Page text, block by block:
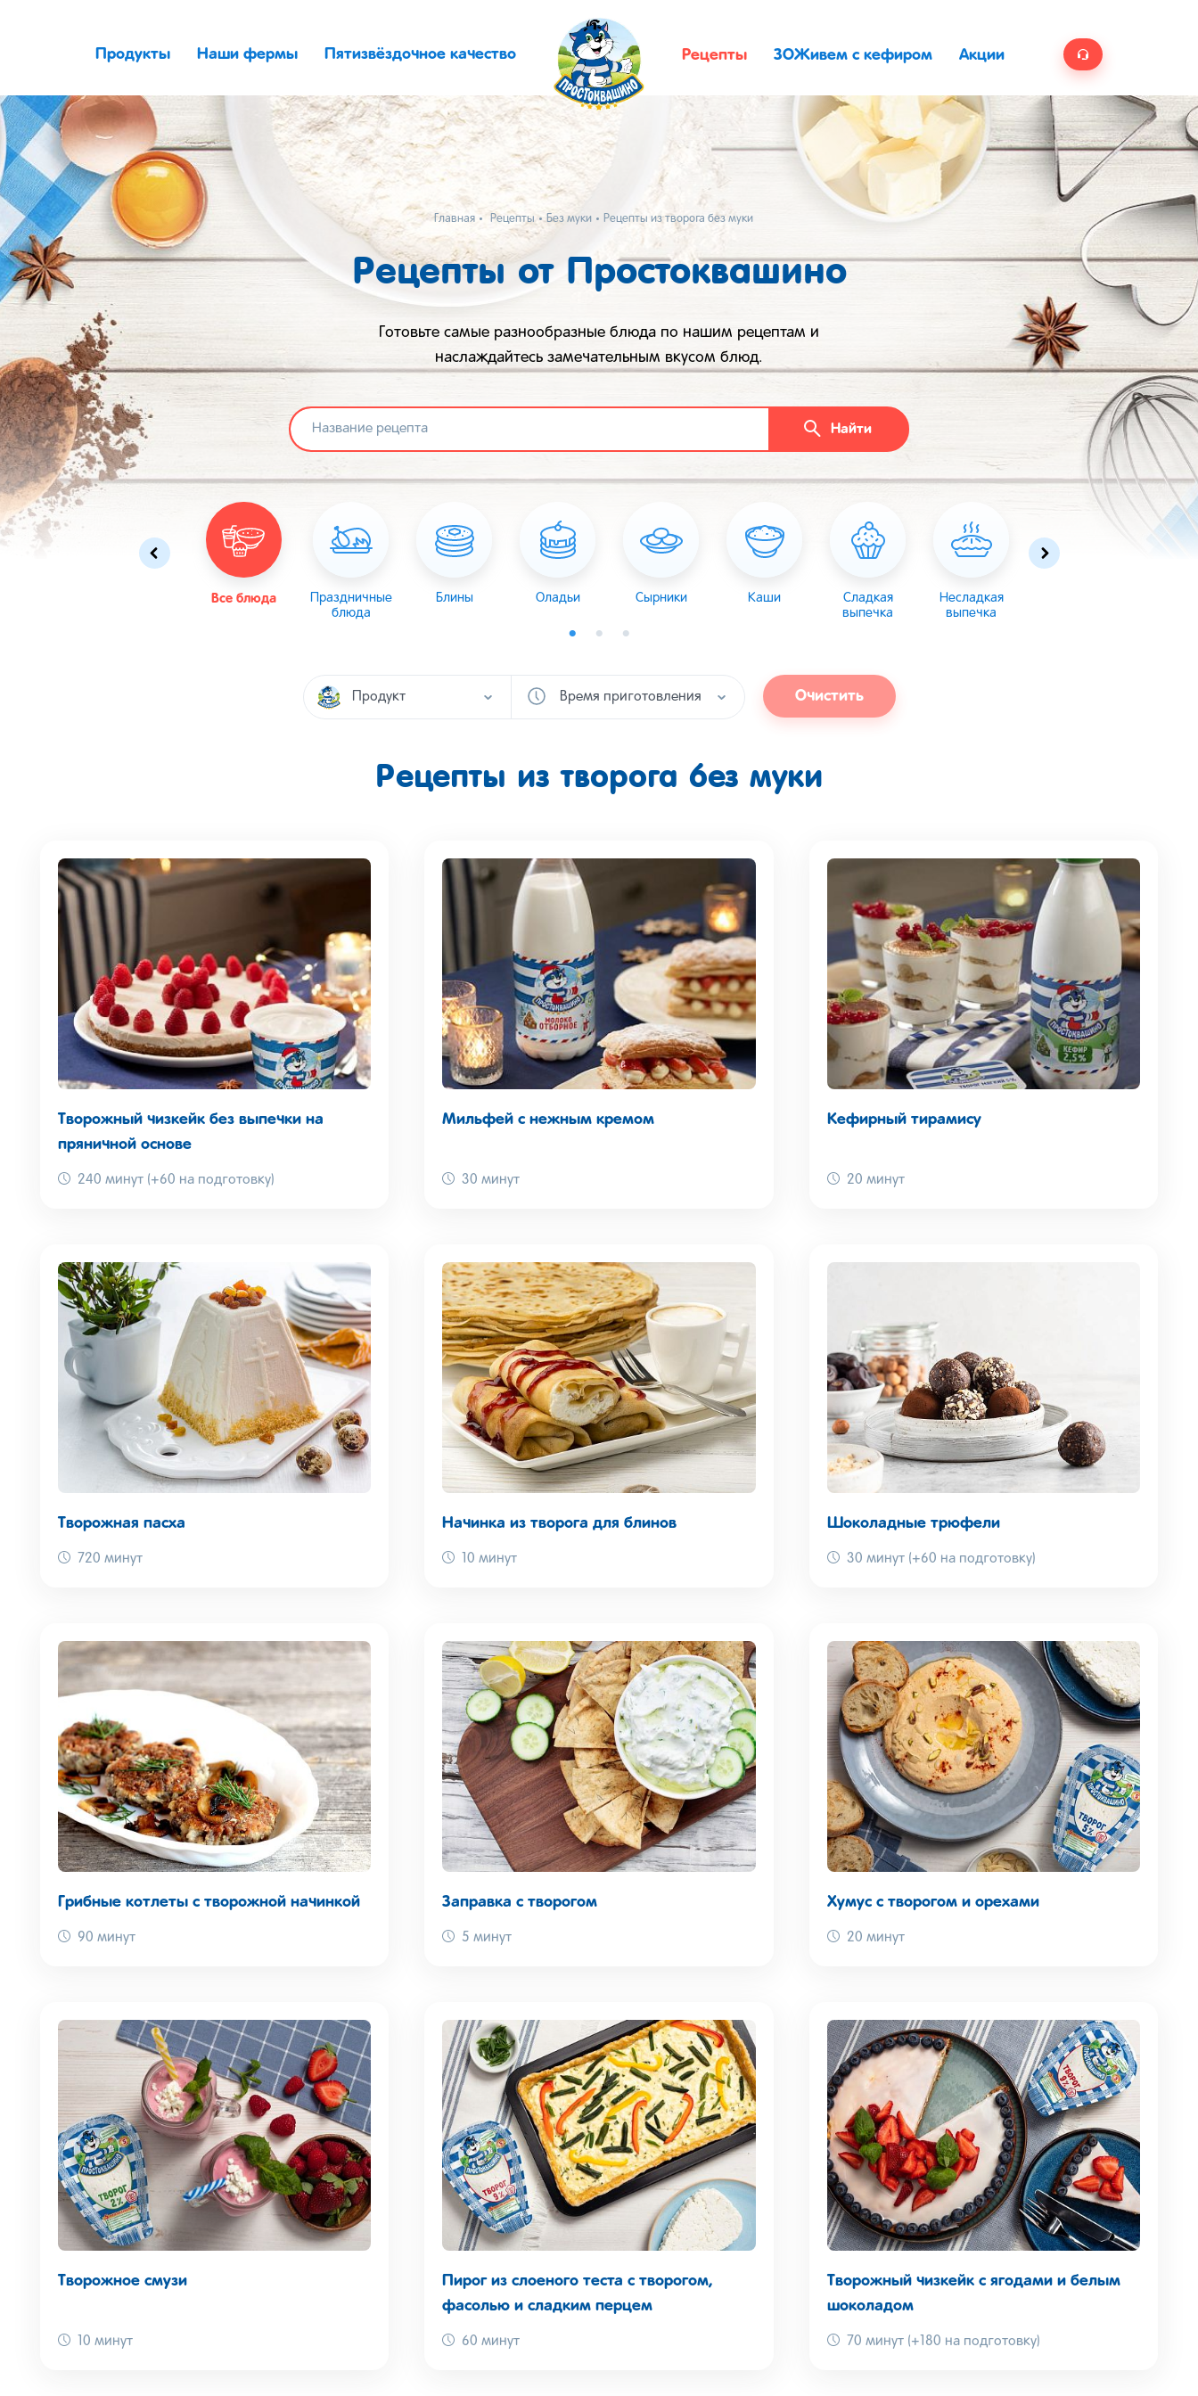
Продукты Наши фермы Пятизвёздочное качество Рецепты ЗОЖивем с кефиром Акции
Главная Рецепты Без муки Рецепты из творога без муки
Рецепты от Простоквашино
Готовьте самые разнообразные блюда по нашим рецептам и
наслаждайтесь замечательным вкусом блюд.
Найти
Все блюда
Пасха
Праздничные
блюда
Блины Оладьи Сырники Каши
Сладкая
выпечка
Несладкая
выпечка
Продукт Время приготовления Очистить
Рецепты из творога без муки
Творожный чизкейк без выпечки на
пряничной основе
240 минут (+60 на подготовку)
Мильфей с нежным кремом
30 минут
Кефирный тирамису
20 минут
Творожная пасха
720 минут
Начинка из творога для блинов
10 минут
Шоколадные трюфели
30 минут (+60 на подготовку)
Грибные котлеты с творожной начинкой
90 минут
Заправка с творогом
5 минут
Хумус с творогом и орехами
20 минут
Творожное смузи
10 минут
Пирог из слоеного теста с творогом,
фасолью и сладким перцем
60 минут
Творожный чизкейк с ягодами и белым
шоколадом
70 минут (+180 на подготовку)